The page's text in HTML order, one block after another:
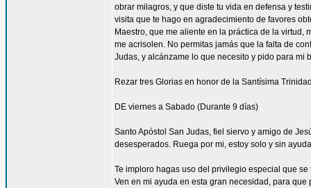
obrar milagros, y que diste tu vida en defensa y
visita que te hago en agradecimiento de favores
Maestro, que me aliente en la práctica de la
me acrisolen. No permitas jamás que la falta de
Judas, y alcánzame lo que necesito y pido para mi
Rezar tres Glorias en honor de la Santísima
DE viernes a Sabado (Durante 9 días)
Santo Apóstol San Judas, fiel siervo y amigo de
desesperados. Ruega por mi, estoy solo y sin
Te imploro hagas uso del privilegio especial que
Ven en mi ayuda en esta gran necesidad, para